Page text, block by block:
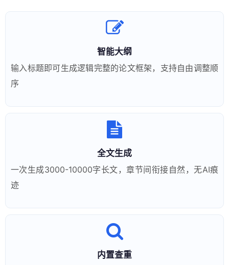
智能大纲
输入标题即可生成逻辑完整的论文框架，支持自由调整顺
序
全文生成
一次生成3000-10000字长文，章节间衔接自然，无AI痕
迹
内置查重